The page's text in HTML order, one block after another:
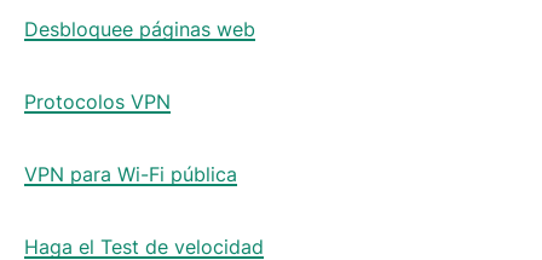
Desbloquee páginas web
Protocolos VPN
VPN para Wi-Fi pública
Haga el Test de velocidad